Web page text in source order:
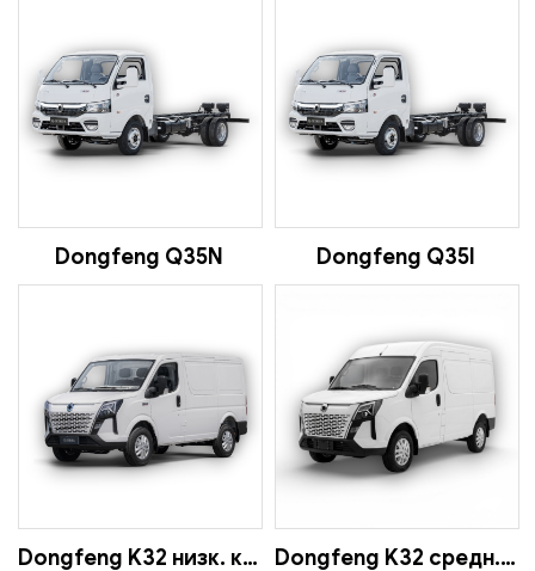
Dongfeng Q35N Dongfeng Q35l
Dongfeng K32 низк. крыша Dongfeng K32 средн. крыша